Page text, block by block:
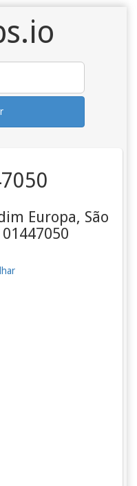
Europa, São
01447050